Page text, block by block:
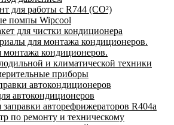
для работы с R744 (CO²)
помпы Wipcool
для чистки кондиционера
для монтажа кондиционеров.
монтажа кондиционеров.
и климатической техники
приборы
автокондиционеров
автокондиционеров
авторефрижераторов R404a
по ремонту и техническому